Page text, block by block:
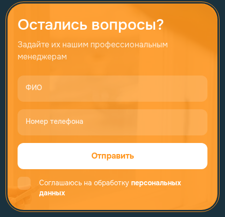
Остались вопросы?
Задайте их нашим профессиональным
менеджерам
ФИО
Номер телефона
Отправить
Соглашаюсь на обработку персональных
данных